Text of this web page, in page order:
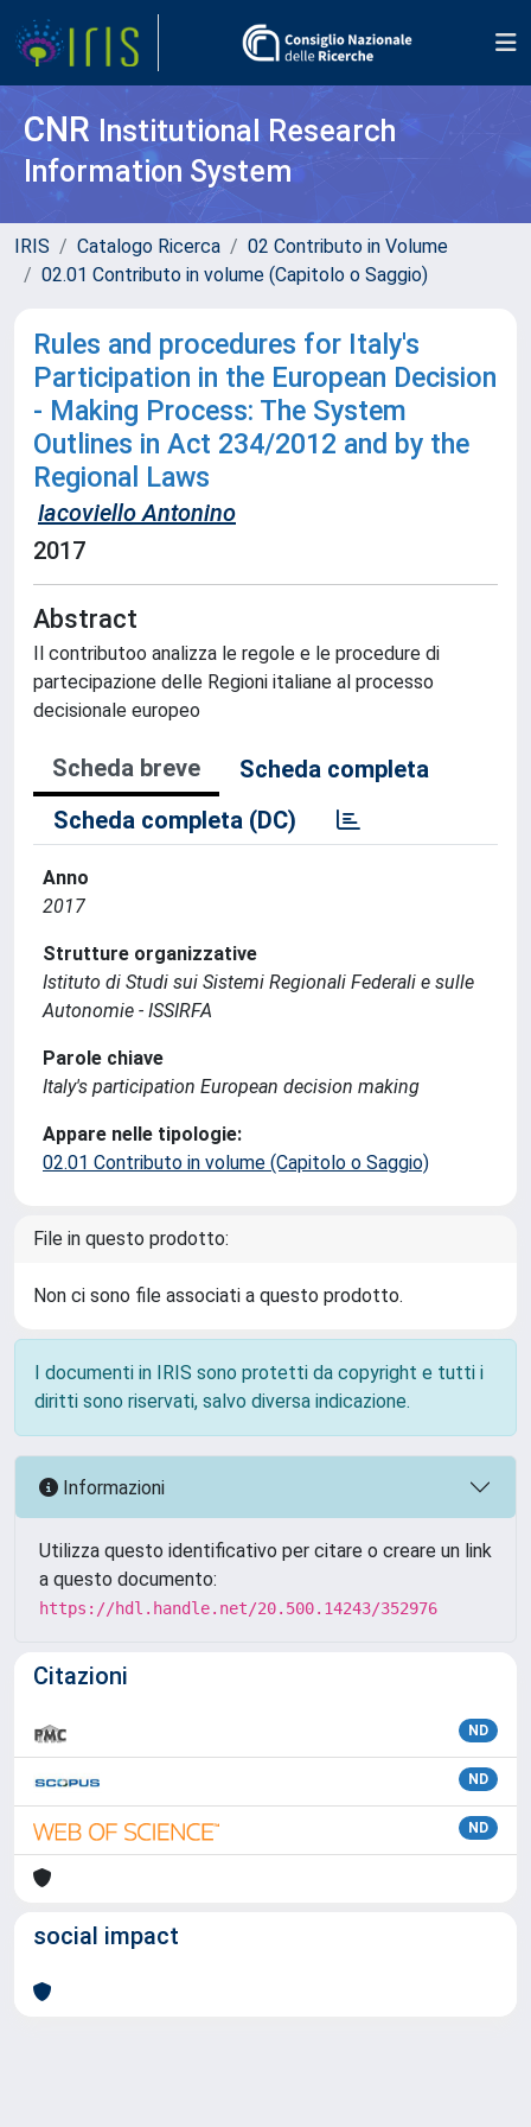
CNR Institutional Research
Information System
IRIS Catalogo Ricerca
02 Contributo in Volume
02.01 Contributo in volume (Capitolo o Saggio)
Rules and procedures for Italy's
Participation in the European Decision
- Making Process: The System
Outlines in Act 234/2012 and by the
Regional Laws
Iacoviello Antonino
2017
Abstract
Il contributoo analizza le regole e le procedure di
partecipazione delle Regioni italiane al processo
decisionale europeo
Scheda breve
Scheda completa
Scheda completa (DC)
Anno
2017
Strutture organizzative
Istituto di Studi sui Sistemi Regionali Federali e sulle
Autonomie - ISSIRFA
Parole chiave
Italy's participation European decision making
Appare nelle tipologie:
02.01 Contributo in volume (Capitolo o Saggio)
File in questo prodotto:
Non ci sono file associati a questo prodotto.
I documenti in IRIS sono protetti da copyright e tutti i
diritti sono riservati, salvo diversa indicazione.
Informazioni
Utilizza questo identificativo per citare o creare un link
a questo documento:
https://hdl.handle.net/20.500.14243/352976
Citazioni
ND
ND
ND
social impact